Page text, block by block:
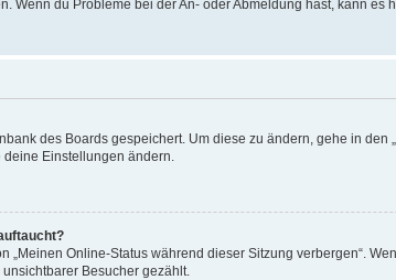
Wenn du Probleme bei der An- oder Abmeldung hast, kann es
des Boards gespeichert. Um diese zu ändern, gehe in den
deine Einstellungen ändern.
Online-Status während dieser Sitzung verbergen“.
Besucher gezählt.